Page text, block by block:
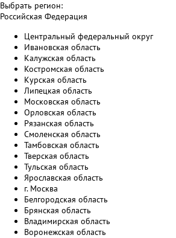
Выбрать регион:
Российская Федерация
Центральный федеральный округ
Ивановская область
Калужская область
Костромская область
Курская область
Липецкая область
Московская область
Орловская область
Рязанская область
Смоленская область
Тамбовская область
Тверская область
Тульская область
Ярославская область
г. Москва
Белгородская область
Брянская область
Владимирская область
Воронежская область